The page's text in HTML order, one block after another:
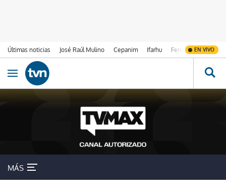
Últimas noticias José Raúl Mulino Cepanim Ifarhu Fenómeno de El
EN VIVO
Ir al contenido
Obrir navegació
MÁS